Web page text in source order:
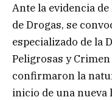
Ante la evidencia
de Drogas, se
especializado de la
Peligrosas y
confirmaron la
inicio de una nueva